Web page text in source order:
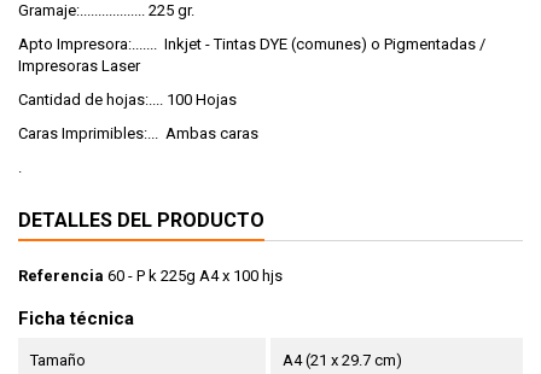
Gramaje:.................. 225 gr.
Apto Impresora:....... Inkjet - Tintas DYE (comunes) o Pigmentadas /
Impresoras Laser
Cantidad de hojas:.... 100 Hojas
Caras Imprimibles:... Ambas caras
.
DETALLES DEL PRODUCTO
Referencia 60 - P k 225g A4 x 100 hjs
Ficha técnica
Tamaño A4 (21 x 29.7 cm)